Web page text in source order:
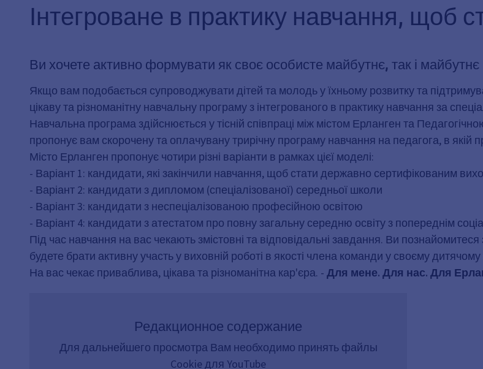
Інтегроване в практику навчання, щоб
Ви хочете активно формувати як своє особисте майбутнє, так і майбутнє
Якщо вам подобається супроводжувати дітей та молодь у їхньому розвитку та
цікаву та різноманітну навчальну програму з інтегрованого в практику навчання за
Навчальна програма здійснюється у тісній співпраці між містом Ерланген та
пропонує вам скорочену та оплачувану трирічну програму навчання на педагога, в якій
Місто Ерланген пропонує чотири різні варіанти в рамках цієї моделі:
- Варіант 1: кандидати, які закінчили навчання, щоб стати державно сертифікованим
- Варіант 2: кандидати з дипломом (спеціалізованої) середньої школи
- Варіант 3: кандидати з неспеціалізованою професійною освітою
- Варіант 4: кандидати з атестатом про повну загальну середню освіту з попереднім
Під час навчання на вас чекають змістовні та відповідальні завдання. Ви
будете брати активну участь у виховній роботі в якості члена команди у своєму дитячому
На вас чекає приваблива, цікава та різноманітна кар'єра. - Для мене. Для нас. Для
Редакционное содержание
Для дальнейшего просмотра Вам необходимо принять файлы
Cookie для YouTube